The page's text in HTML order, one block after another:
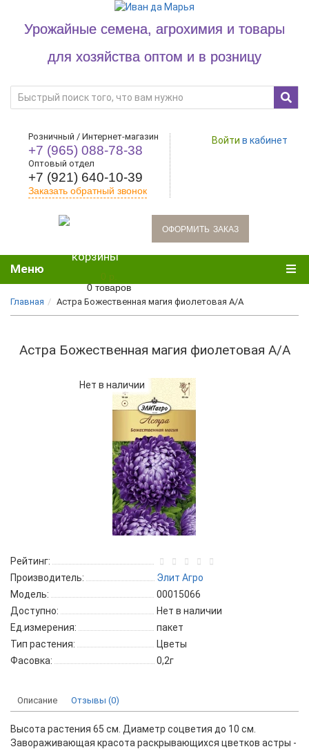
Урожайные семена, агрохимия и товары
для хозяйства оптом и в розницу
Розничный / Интернет-магазин
+7 (965) 088-78-38
Оптовый отдел
+7 (921) 640-10-39
Заказать обратный звонок
Войти в кабинет
oформить заказ
0 товаров
Меню
Главная Астра Божественная магия фиолетовая А/А
Астра Божественная магия фиолетовая А/А
Нет в наличии
Рейтинг:
Производитель:
Элит Агро
Модель:
00015066
Доступно:
Нет в наличии
Ед.измерения:
пакет
Тип растения:
Цветы
Фасовка:
0,2г
Описание Отзывы (0)
Высота растения 65 см. Диаметр соцветия до 10 см.
Завораживающая красота раскрывающихся цветков астры -